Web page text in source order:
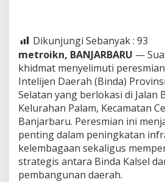
Dikunjungi Sebanyak : 93
metroikn, BANJARBARU —
khidmat menyelimuti
Intelijen Daerah (Binda)
Selatan yang berlokasi di Jalan
Kelurahan Palam, Kecamatan
Banjarbaru. Peresmian ini
penting dalam peningkatan
kelembagaan sekaligus
strategis antara Binda Kalsel
pembangunan daerah.